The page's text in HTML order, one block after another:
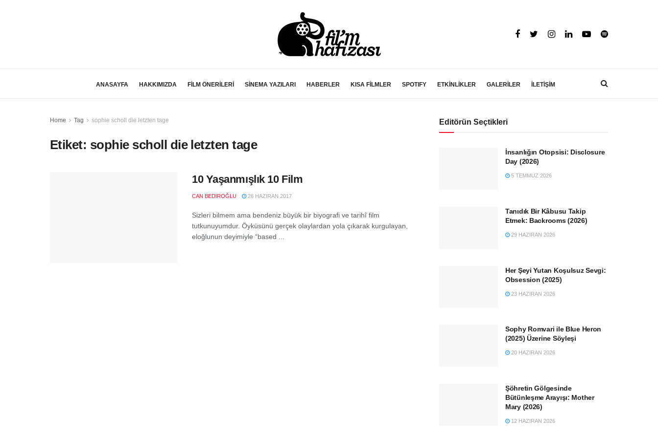
ANASAYFA HAKKIMIZDA FİLM ÖNERİLERİ SİNEMA YAZILARI HABERLER KISA FİLMLER SPOTIFY ETKİNLİKLER GALERİLER İLETİŞİM
Home Tag sophie scholl die letzten tage
Etiket: sophie scholl die letzten tage
10 Yaşanmışlık 10 Film
CAN BEDIROĞLU 26 HAZIRAN 2017
Sizleri bilmem ama bendeniz büyük bir biyografi ve tarihî film
tutkunuyumdur. Öyküsünü gerçek olaylardan yola çıkarak kurgulayan,
eloğlunun deyimiyle “based ...
Editörün Seçtikleri
İnsanlığın Otopsisi: Disclosure
Day (2026)
5 TEMMUZ 2026
Tanıdık Bir Kâbusu Takip
Etmek: Backrooms (2026)
29 HAZIRAN 2026
Her Şeyi Yutan Koşulsuz Sevgi:
Obsession (2025)
23 HAZIRAN 2026
Sophy Romvari ile Blue Heron
(2025) Üzerine Söyleşi
20 HAZIRAN 2026
Şöhretin Gölgesinde
Bütünleşme Arayışı: Mother
Mary (2026)
12 HAZIRAN 2026